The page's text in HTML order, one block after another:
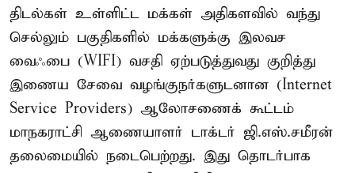
திடல்கள் உள்ளிட்ட மக்கள் அதிகளவில் வந்து
செல்லும் பகுதிகளில் மக்களுக்கு இலவச
வைஃபை (WIFI) வசதி ஏற்படுத்துவது குறித்து
இணைய சேவை வழங்குநர்களுடனான (Internet
Service Providers) ஆலோசணைக் கூட்டம்
மாநகராட்சி ஆணையாளர் டாக்டர் ஜி.எஸ்.சமீரன்
தலைமையில் நடைபெற்றது. இது தொடர்பாக